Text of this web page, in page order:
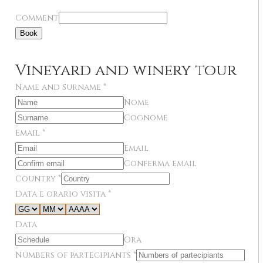
Comment
Book
Vineyard and winery tour
Name and Surname *
Nome
Cognome
Email *
Email
Conferma email
Country *
Data e orario visita *
Data
Ora
Numbers of partecipiants *